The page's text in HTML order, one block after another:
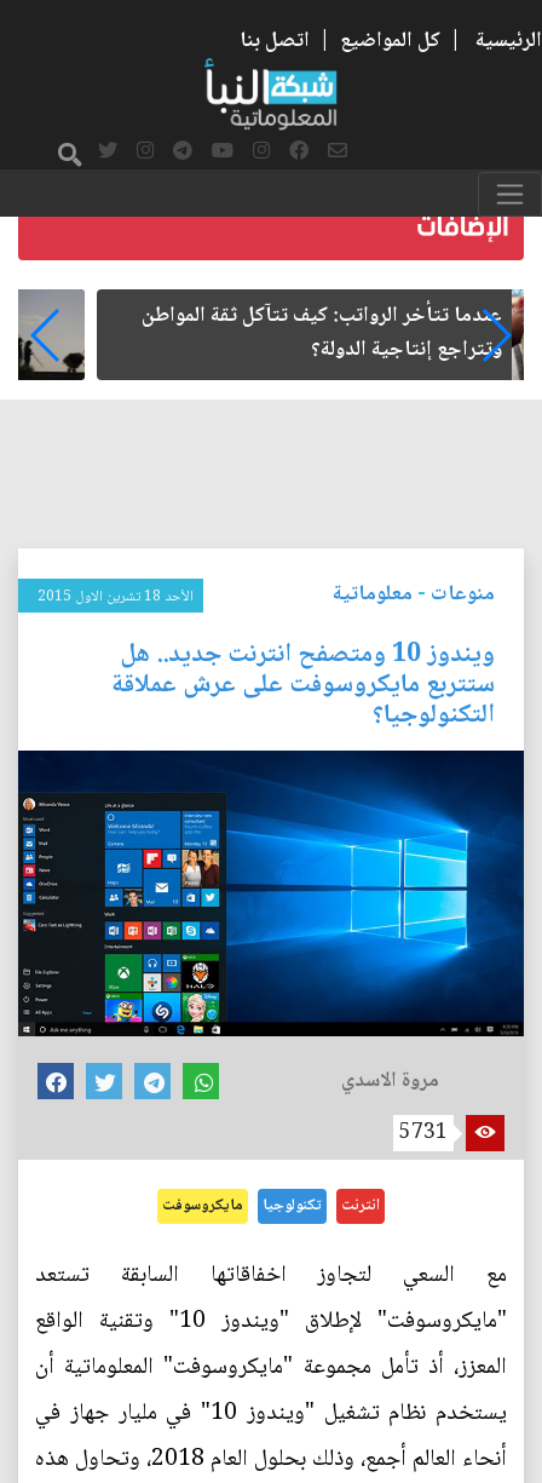
الرئيسية | كل المواضيع | اتصل بنا
صمت الطريق بعد الأربعين
منوعات - معلوماتية الأحد 18 تشرين الاول 2015
ويندوز 10 ومتصفح انترنت جديد.. هل
ستتربع مايكروسوفت على عرش عملاقة
التكنولوجيا؟
مروة الاسدي
5731
انترنت تكنولوجيا مايكروسوفت
مع السعي لتجاوز اخفاقاتها السابقة تستعد
"مايكروسوفت" لإطلاق "ويندوز 10" وتقنية الواقع
المعزز، أذ تأمل مجموعة "مايكروسوفت" المعلوماتية أن
يستخدم نظام تشغيل "ويندوز 10" في مليار جهاز في
أنحاء العالم أجمع، وذلك بحلول العام 2018، وتحاول هذه